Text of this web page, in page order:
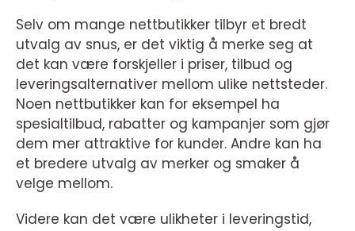
Selv om mange nettbutikker tilbyr et bredt
utvalg av snus, er det viktig å merke seg at
det kan være forskjeller i priser, tilbud og
leveringsalternativer mellom ulike nettsteder.
Noen nettbutikker kan for eksempel ha
spesialtilbud, rabatter og kampanjer som gjør
dem mer attraktive for kunder. Andre kan ha
et bredere utvalg av merker og smaker å
velge mellom.
Videre kan det være ulikheter i leveringstid,